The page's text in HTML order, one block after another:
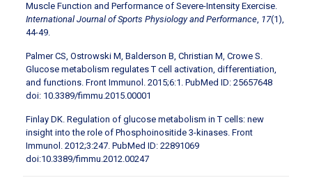
Muscle Function and Performance of Severe-Intensity Exercise.
International Journal of Sports Physiology and Performance, 17(1),
44-49.
Palmer CS, Ostrowski M, Balderson B, Christian M, Crowe S.
Glucose metabolism regulates T cell activation, differentiation,
and functions. Front Immunol. 2015;6:1. PubMed ID: 25657648
doi: 10.3389/fimmu.2015.00001
Finlay DK. Regulation of glucose metabolism in T cells: new
insight into the role of Phosphoinositide 3-kinases. Front
Immunol. 2012;3:247. PubMed ID: 22891069
doi:10.3389/fimmu.2012.00247